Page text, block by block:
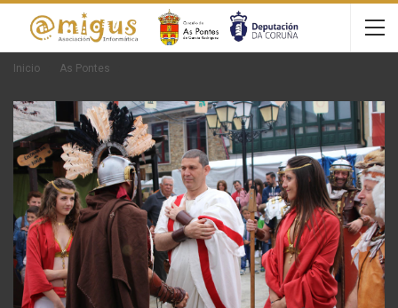
Inicio As Pontes